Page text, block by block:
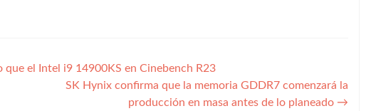
que el Intel i9 14900KS en Cinebench R23
SK Hynix confirma que la memoria GDDR7 comenzará la
producción en masa antes de lo planeado →